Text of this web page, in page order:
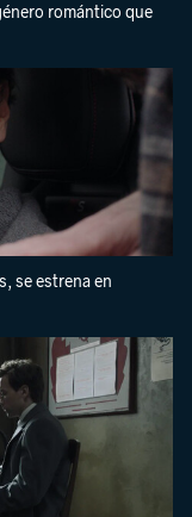
romántico que
se estrena en